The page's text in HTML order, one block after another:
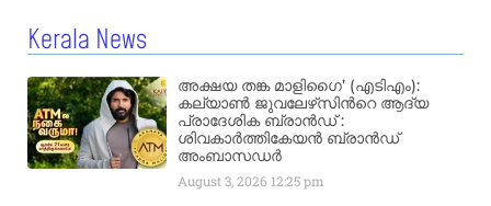
Kerala News
അക്ഷയ തങ്ക മാളിഗൈ’ (എടിഎം):
കല്യാണ്‍ ജുവലേഴ്‌സിന്‍റെ ആദ്യ
പ്രാദേശിക ബ്രാന്‍ഡ് :
ശിവകാര്‍ത്തികേയന്‍ ബ്രാന്‍ഡ്
അംബാസഡര്‍
August 3, 2026 12:25 pm